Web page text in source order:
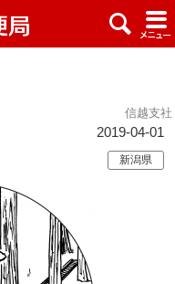
x #
信越支社
2019-04-01
新潟県